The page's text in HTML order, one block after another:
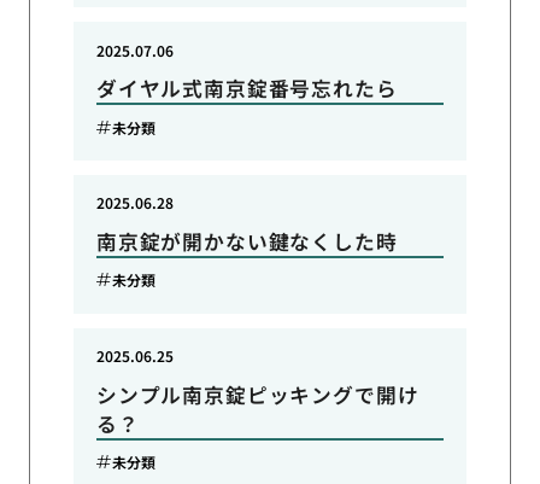
ダイヤル式南京錠番号忘れたら
2025.07.06
未分類
南京錠が開かない鍵なくした時
2025.06.28
未分類
シンプル南京錠ピッキングで開け
る？
2025.06.25
未分類